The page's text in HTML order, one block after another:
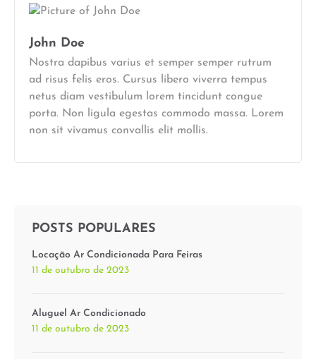
John Doe
Nostra dapibus varius et semper semper rutrum
ad risus felis eros. Cursus libero viverra tempus
netus diam vestibulum lorem tincidunt congue
porta. Non ligula egestas commodo massa. Lorem
non sit vivamus convallis elit mollis.
POSTS POPULARES
Locação Ar Condicionada Para Feiras
11 de outubro de 2023
Aluguel Ar Condicionado
11 de outubro de 2023